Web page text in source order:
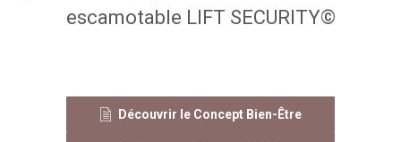
escamotable LIFT SECURITY©
Découvrir le Concept Bien-Être